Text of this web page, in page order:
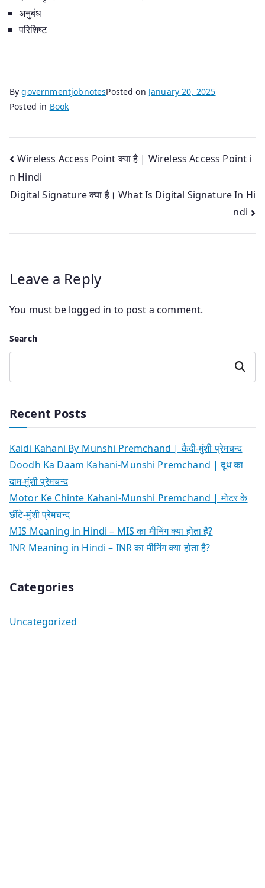
अनुबंध
परिशिष्ट
BygovernmentjobnotesPosted on January 20, 2025
Posted in Book
Post
navigation
Wireless Access Point क्या है | Wireless Access Point i
n Hindi
Digital Signature क्या है। What Is Digital Signature In Hi
ndi
Leave a Reply
You must be logged in to post a comment.
Search
Search
Recent Posts
Kaidi Kahani By Munshi Premchand | कैदी-मुंशी प्रेमचन्द
Doodh Ka Daam Kahani-Munshi Premchand | दूध का
दाम-मुंशी प्रेमचन्द
Motor Ke Chinte Kahani-Munshi Premchand | मोटर के
छींटे-मुंशी प्रेमचन्द
MIS Meaning in Hindi – MIS का मीनिंग क्या होता है?
INR Meaning in Hindi – INR का मीनिंग क्या होता है?
Categories
Uncategorized